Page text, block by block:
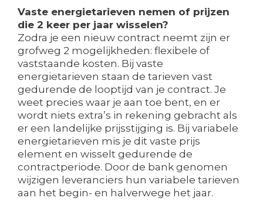
Vaste energietarieven nemen of prijzen
die 2 keer per jaar wisselen?
Zodra je een nieuw contract neemt zijn er
grofweg 2 mogelijkheden: flexibele of
vaststaande kosten. Bij vaste
energietarieven staan de tarieven vast
gedurende de looptijd van je contract. Je
weet precies waar je aan toe bent, en er
wordt niets extra’s in rekening gebracht als
er een landelijke prijsstijging is. Bij variabele
energietarieven mis je dit vaste prijs
element en wisselt gedurende de
contractperiode. Door de bank genomen
wijzigen leveranciers hun variabele tarieven
aan het begin- en halverwege het jaar.